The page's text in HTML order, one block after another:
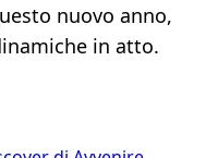
nuovo anno,
in atto.